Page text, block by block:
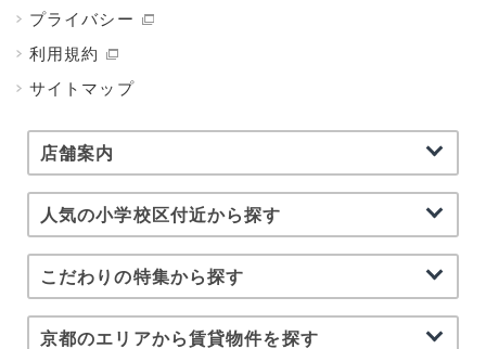
プライバシー
利用規約
サイトマップ
店舗案内
人気の小学校区付近から探す
こだわりの特集から探す
京都のエリアから賃貸物件を探す